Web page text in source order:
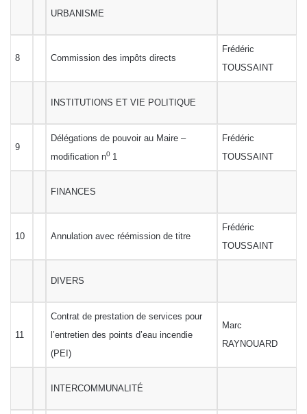
URBANISME
8 Commission des impôts directs
Frédéric
TOUSSAINT
INSTITUTIONS ET VIE POLITIQUE
9
Délégations de pouvoir au Maire –
modification n0 1
Frédéric
TOUSSAINT
FINANCES
10 Annulation avec réémission de titre
Frédéric
TOUSSAINT
DIVERS
11
Contrat de prestation de services pour
l’entretien des points d’eau incendie
(PEI)
Marc
RAYNOUARD
INTERCOMMUNALITÉ